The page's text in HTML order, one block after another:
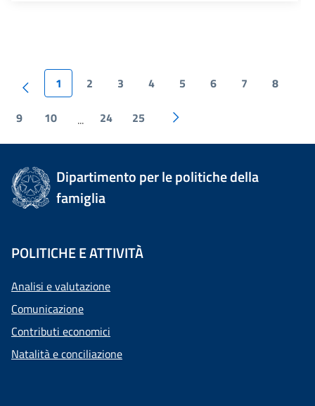
1 2 3 4 5 6 7 8
9 10 ... 24 25
Dipartimento per le politiche della
famiglia
POLITICHE E ATTIVITÀ
Analisi e valutazione
Comunicazione
Contributi economici
Natalità e conciliazione